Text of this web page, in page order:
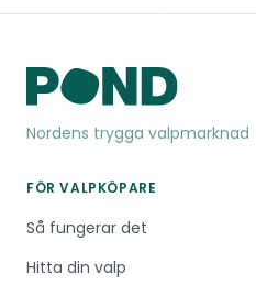
Nordens trygga valpmarknad
FÖR VALPKÖPARE
Så fungerar det
Hitta din valp